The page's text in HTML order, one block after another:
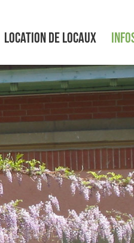
LOCATION DE LOCAUX